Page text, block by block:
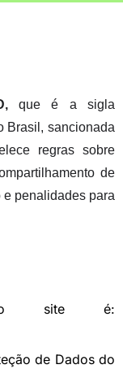
que é a sigla
Brasil, sancionada
regras sobre
de
penalidades para
site é:
de Dados do